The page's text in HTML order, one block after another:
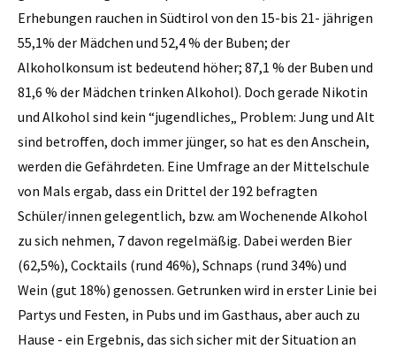
Erhebungen rauchen in Südtirol von den 15-bis 21- jährigen
55,1% der Mädchen und 52,4 % der Buben; der
Alkoholkonsum ist bedeutend höher; 87,1 % der Buben und
81,6 % der Mädchen trinken Alkohol). Doch gerade Nikotin
und Alkohol sind kein “jugendliches„ Problem: Jung und Alt
sind betroffen, doch immer jünger, so hat es den Anschein,
werden die Gefährdeten. Eine Umfrage an der Mittelschule
von Mals ergab, dass ein Drittel der 192 befragten
Schüler/innen gelegentlich, bzw. am Wochenende Alkohol
zu sich nehmen, 7 davon regelmäßig. Dabei werden Bier
(62,5%), Cocktails (rund 46%), Schnaps (rund 34%) und
Wein (gut 18%) genossen. Getrunken wird in erster Linie bei
Partys und Festen, in Pubs und im Gasthaus, aber auch zu
Hause - ein Ergebnis, das sich sicher mit der Situation an